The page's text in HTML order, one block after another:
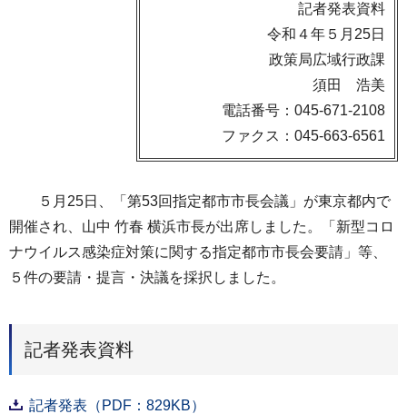
記者発表資料
令和４年５月25日
政策局広域行政課
須田 浩美
電話番号：045-671-2108
ファクス：045-663-6561
５月25日、「第53回指定都市市長会議」が東京都内で
開催され、山中 竹春 横浜市長が出席しました。「新型コロ
ナウイルス感染症対策に関する指定都市市長会要請」等、
５件の要請・提言・決議を採択しました。
記者発表資料
記者発表（PDF：829KB）